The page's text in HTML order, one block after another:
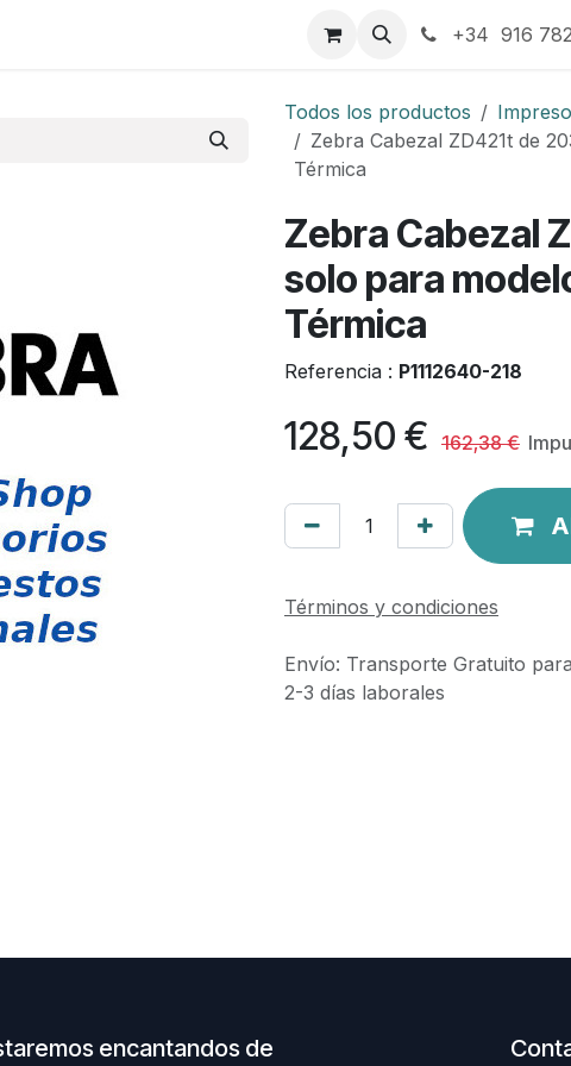
+34 916
Todos los productos
Zebra Cabezal ZD421t de
Térmica
Zebra Cabezal
solo para
Térmica
Referencia : P1112640-218
128,50 € 162,38€
Términos y condiciones
Envío: Transporte Gratuito
2-3 días laborales
encantandos de